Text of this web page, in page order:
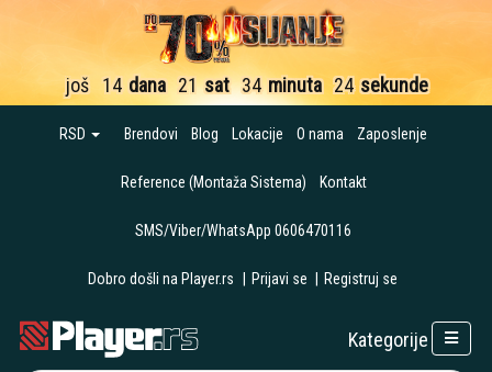
još 14 dana 21 sat 34 minuta 24 sekunde
RSD Brendovi Blog Lokacije O nama Zaposlenje
Reference (Montaža Sistema) Kontakt
SMS/Viber/WhatsApp 0606470116
Dobro došli na Player.rs Prijavi se Registruj se
Kategorije